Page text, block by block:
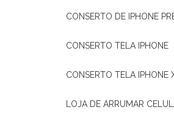
CONSERTO DE IPHONE
CONSERTO TELA IPHONE
CONSERTO TELA
LOJA DE ARRUMAR